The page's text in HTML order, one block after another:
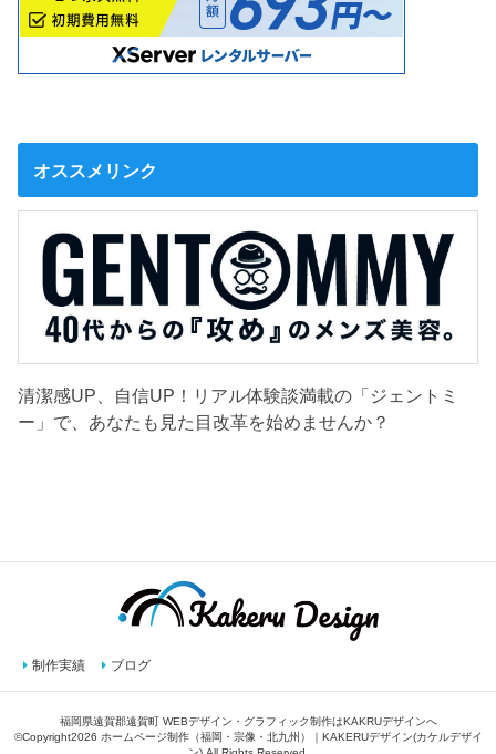
オススメリンク
清潔感UP、自信UP！リアル体験談満載の「ジェントミ
ー」で、あなたも見た目改革を始めませんか？
制作実績 ブログ
福岡県遠賀郡遠賀町 WEBデザイン・グラフィック制作はKAKRUデザインへ
©Copyright2026 ホームページ制作（福岡・宗像・北九州）｜KAKERUデザイン(カケルデザイ